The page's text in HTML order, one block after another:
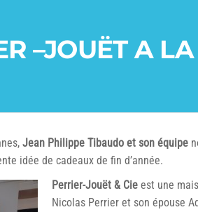
–JOUËT A
Jean Philippe Tibaudo et son équipe
idée de cadeaux de fin d’année.
Perrier-Jouët & Cie est une
Nicolas Perrier et son épouse